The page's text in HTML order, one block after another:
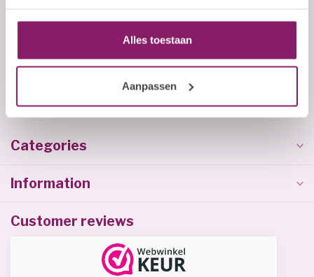
Alles toestaan
Aanpassen
+31 (0)40 254 75 11
cs@wwbdgroup.com
TAX/VAT Number:NL863027040B01
Categories
Information
Customer reviews